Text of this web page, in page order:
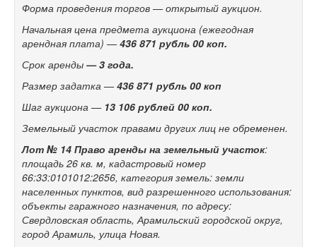
Форма проведения торгов — открытый аукцион.
Начальная цена предмета аукциона (ежегодная
арендная плата) —436 871 рубль 00 коп.
Срок аренды — 3 года.
Размер задатка —436 871 рубль 00 коп
Шаг аукциона — 13 106 рублей 00 коп.
Земельный участок правами других лиц не обременен.
Лот № 14 Право аренды на земельный участок:
площадь 26 кв. м, кадастровый номер
66:33:0101012:2656, категория земель: земли
населенных пунктов, вид разрешенного использования:
объекты гаражного назначения, по адресу:
Свердловская область, Арамильский городской округ,
город Арамиль, улица Новая.